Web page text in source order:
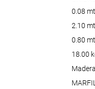
0.08
2.10
0.80
18.00